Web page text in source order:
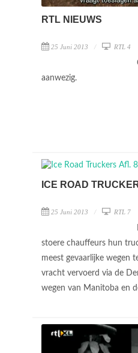
RTL NIEUWS
25 Juni 2013 RTL 4
aanwezig.
ICE ROAD
25 Juni 2013 RTL 7
stoere chauffeurs hun
meest gevaarlijke wegen
vracht vervoerd via de
wegen van Manitoba en